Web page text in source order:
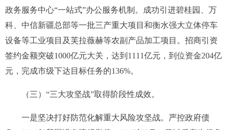
政务服务中心“一站式”办公服务机制。成功引进碧桂园、万
科、中信新疆总部等一批三产重大项目和衡水强大立体停车
设备等工业项目及芙拉薇赫等农副产品加工项目。招商引资
签约金额突破1000亿元大关，达到 1111亿元，到位资金204亿
元，完成市级下达目标任务的136%。
（三）“三大攻坚战”取得阶段性成效。
一是坚决打好防范化解重大风险攻坚战。 严控政府债